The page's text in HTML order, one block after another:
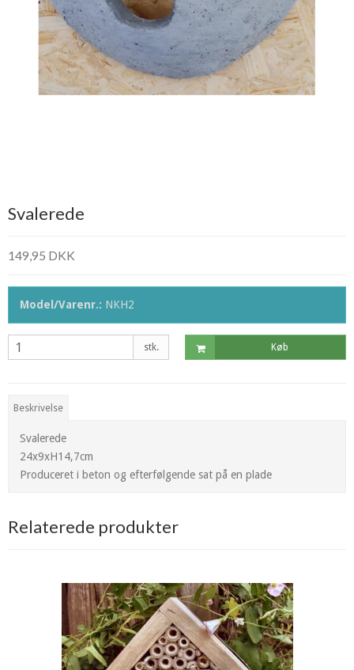
Svalerede
149,95 DKK
Model/Varenr.: NKH2
stk. Køb
Beskrivelse
Svalerede
24x9xH14,7cm
Produceret i beton og efterfølgende sat på en plade
Relaterede produkter